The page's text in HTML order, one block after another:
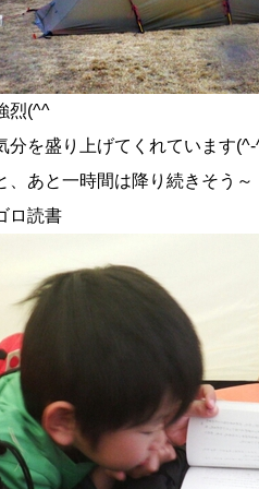
(^^ゞ
分を盛り上げてくれています(^-
、あと一時間は降り続きそう～
ロ読書